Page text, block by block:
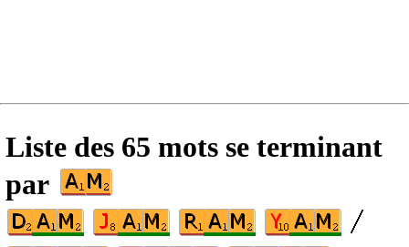
Liste des 65 mots se terminant
par